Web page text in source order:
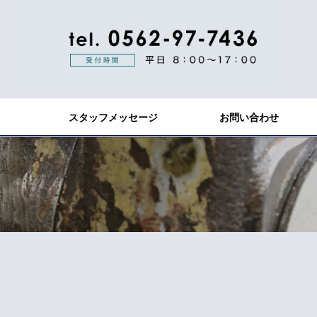
スタッフメッセージ お問い合わせ